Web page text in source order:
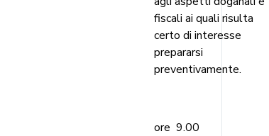
fiscali ai quali risulta
certo di interesse
prepararsi
preventivamente.
ore 9.00